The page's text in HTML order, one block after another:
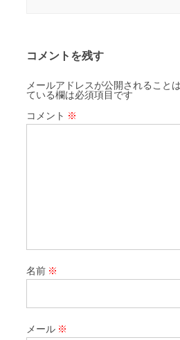
コメントを残す
メールアドレスが公開されること
ている欄は必須項目です
コメント ※
名前 ※
メール ※